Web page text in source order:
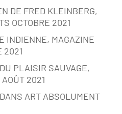
DE FRED KLEINBERG,
OCTOBRE 2021
INDIENNE, MAGAZINE
2021
PLAISIR SAUVAGE,
2021
ART ABSOLUMENT